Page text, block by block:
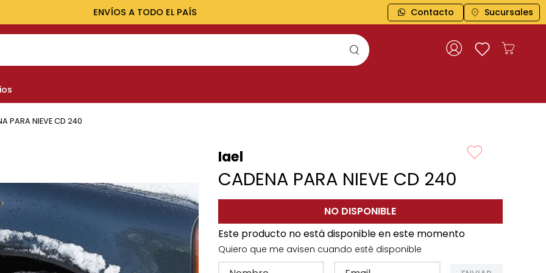
ENVÍOS A TODO EL PAÍS TODOS LOS MEDIOS DE PAGO
Contacto Sucursales
PARA NIEVE CD 240
Iael
CADENA PARA NIEVE CD 240
NO DISPONIBLE
Este producto no está disponible en este momento
Quiero que me avisen cuando esté disponible